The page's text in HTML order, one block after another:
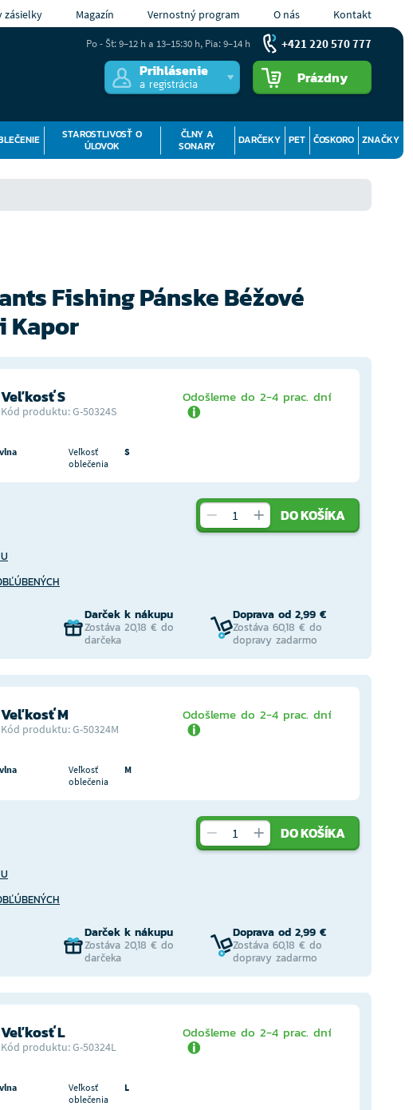
zásielky Magazín Vernostný program O nás Kontakt
Prihlásenie
a registrácia Prázdny
STAROSTLIVOSŤ O
ÚLOVOK
ČLNY A
SONARY
DARČEKY PET ČOSKORO ZNAČKY
Po - Št: 9–12 h a 13–15:30 h, Pia: 9–14 h +421 220 570 777
Fishing Pánske Béžové
Kapor
Veľkosť S
Kód produktu: G-50324S
Odošleme do 2-4 prac. dní
Veľkosť
oblečenia
S
DO KOŠÍKA
Darček k nákupu
Zostáva 20,18 € do
darčeka
Doprava od 2,99 €
Zostáva 60,18 € do
dopravy zadarmo
Veľkosť M
Kód produktu: G-50324M
Odošleme do 2-4 prac. dní
Veľkosť
oblečenia
M
DO KOŠÍKA
Darček k nákupu
Zostáva 20,18 € do
darčeka
Doprava od 2,99 €
Zostáva 60,18 € do
dopravy zadarmo
Veľkosť L
Kód produktu: G-50324L
Odošleme do 2-4 prac. dní
Veľkosť
oblečenia
L